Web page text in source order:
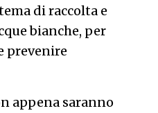
di raccolta e
bianche, per
prevenire
appena saranno